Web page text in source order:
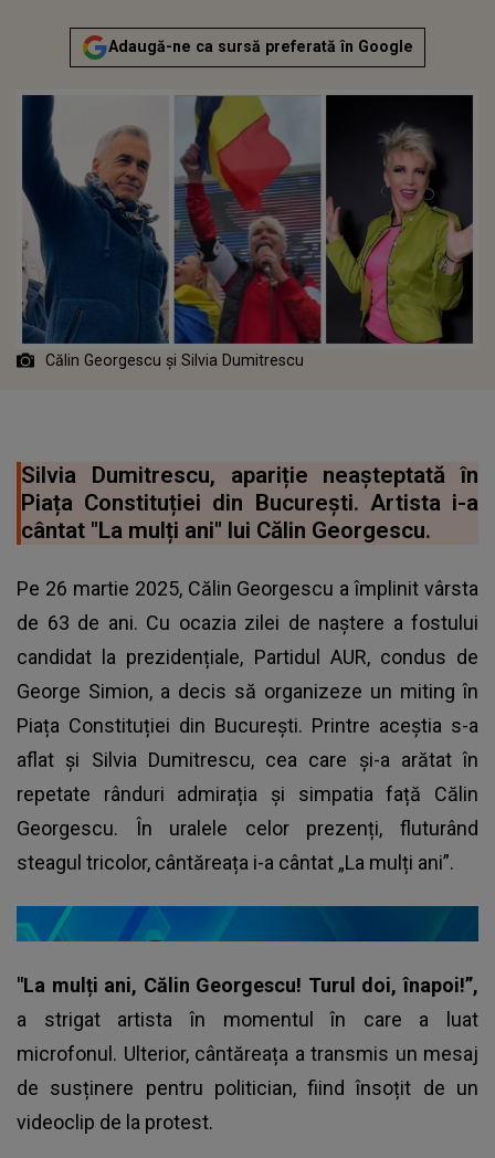
Adaugă-ne ca sursă preferată în Google
Călin Georgescu şi Silvia Dumitrescu
Silvia Dumitrescu, apariție neașteptată în
Piața Constituției din București. Artista i-a
cântat "La mulți ani" lui Călin Georgescu.
Pe 26 martie 2025, Călin Georgescu a împlinit vârsta
de 63 de ani. Cu ocazia zilei de naștere a fostului
candidat la prezidențiale, Partidul AUR, condus de
George Simion, a decis să organizeze un miting în
Piața Constituției din București. Printre aceștia s-a
aflat și Silvia Dumitrescu, cea care și-a arătat în
repetate rânduri admirația și simpatia față Călin
Georgescu. În uralele celor prezenți, fluturând
steagul tricolor, cântăreața i-a cântat „La mulți ani”.
"La mulți ani, Călin Georgescu! Turul doi, înapoi!”,
a strigat artista în momentul în care a luat
microfonul. Ulterior, cântăreața a transmis un mesaj
de susținere pentru politician, fiind însoțit de un
videoclip de la protest.